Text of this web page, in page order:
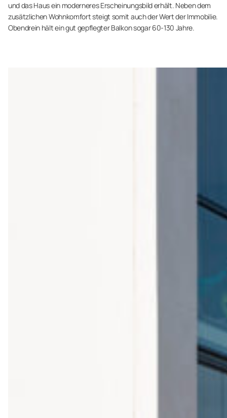
und das Haus ein moderneres Erscheinungsbild erhält. Neben dem
zusätzlichen Wohnkomfort steigt somit auch der Wert der Immobilie.
Obendrein hält ein gut gepflegter Balkon sogar 60-130 Jahre.